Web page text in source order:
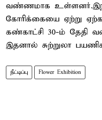
வண்ணமாக
கோரிக்கையை ஏற்று
கண்காட்சி 30-ம் தேதி
இதனால் சுற்றுலா
நீட்டிப்பு Flower Exhibition